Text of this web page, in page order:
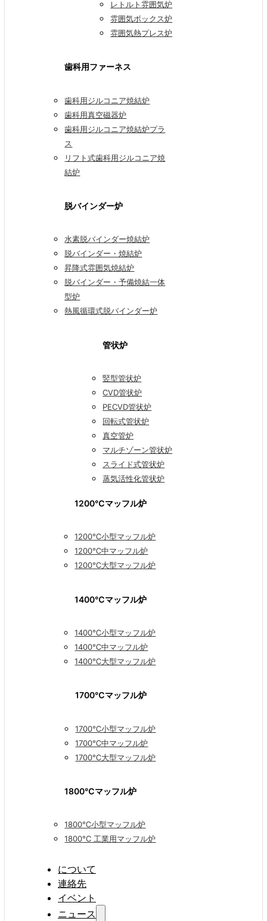
レトルト雰囲気炉
雰囲気ボックス炉
雰囲気熱プレス炉
歯科用ファーネス
歯科用ジルコニア焼結炉
歯科用真空磁器炉
歯科用ジルコニア焼結炉プラ
ス
リフト式歯科用ジルコニア焼
結炉
脱バインダー炉
水素脱バインダー焼結炉
脱バインダー・焼結炉
昇降式雰囲気焼結炉
脱バインダー・予備焼結一体
型炉
熱風循環式脱バインダー炉
管状炉
竪型管状炉
CVD管状炉
PECVD管状炉
回転式管状炉
真空管炉
マルチゾーン管状炉
スライド式管状炉
蒸気活性化管状炉
1200℃マッフル炉
1200℃小型マッフル炉
1200℃中マッフル炉
1200℃大型マッフル炉
1400℃マッフル炉
1400℃小型マッフル炉
1400℃中マッフル炉
1400℃大型マッフル炉
1700℃マッフル炉
1700℃小型マッフル炉
1700℃中マッフル炉
1700℃大型マッフル炉
1800℃マッフル炉
1800℃小型マッフル炉
1800°C 工業用マッフル炉
について
連絡先
イベント
ニュース